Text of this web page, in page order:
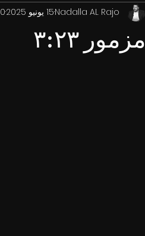
مزمور ٣:٢٣
Nadalla AL Rajo15 يونيو 2025 0 دقيقة قراءة